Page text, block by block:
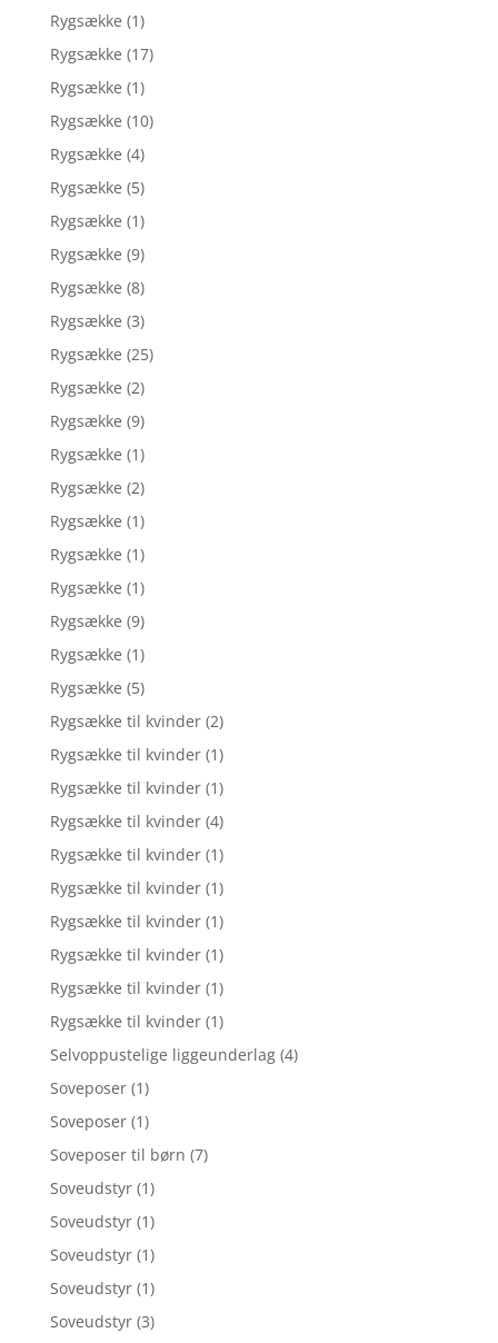
Rygsække (1)
Rygsække (17)
Rygsække (1)
Rygsække (10)
Rygsække (4)
Rygsække (5)
Rygsække (1)
Rygsække (9)
Rygsække (8)
Rygsække (3)
Rygsække (25)
Rygsække (2)
Rygsække (9)
Rygsække (1)
Rygsække (2)
Rygsække (1)
Rygsække (1)
Rygsække (1)
Rygsække (9)
Rygsække (1)
Rygsække (5)
Rygsække til kvinder (2)
Rygsække til kvinder (1)
Rygsække til kvinder (1)
Rygsække til kvinder (4)
Rygsække til kvinder (1)
Rygsække til kvinder (1)
Rygsække til kvinder (1)
Rygsække til kvinder (1)
Rygsække til kvinder (1)
Rygsække til kvinder (1)
Selvoppustelige liggeunderlag (4)
Soveposer (1)
Soveposer (1)
Soveposer til børn (7)
Soveudstyr (1)
Soveudstyr (1)
Soveudstyr (1)
Soveudstyr (1)
Soveudstyr (3)